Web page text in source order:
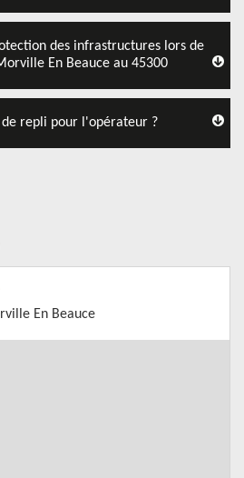
des infrastructures lors de
En Beauce au 45300
repli pour l'opérateur ?
En Beauce